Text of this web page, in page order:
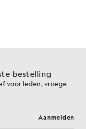
bestelling
voor leden, vroege
Aanmelden